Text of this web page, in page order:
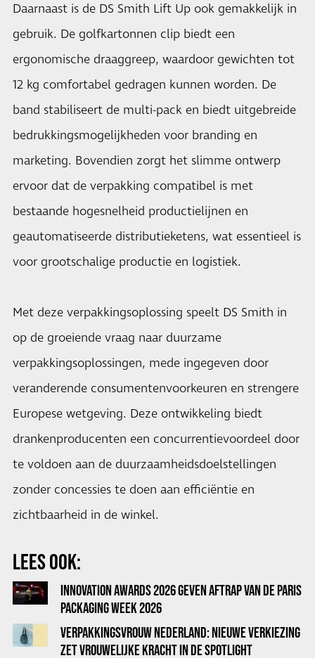
Daarnaast is de DS Smith Lift Up ook gemakkelijk in
gebruik. De golfkartonnen clip biedt een
ergonomische draaggreep, waardoor gewichten tot
12 kg comfortabel gedragen kunnen worden. De
band stabiliseert de multi-pack en biedt uitgebreide
bedrukkingsmogelijkheden voor branding en
marketing. Bovendien zorgt het slimme ontwerp
ervoor dat de verpakking compatibel is met
bestaande hogesnelheid productielijnen en
geautomatiseerde distributieketens, wat essentieel is
voor grootschalige productie en logistiek.
Met deze verpakkingsoplossing speelt DS Smith in
op de groeiende vraag naar duurzame
verpakkingsoplossingen, mede ingegeven door
veranderende consumentenvoorkeuren en strengere
Europese wetgeving. Deze ontwikkeling biedt
drankenproducenten een concurrentievoordeel door
te voldoen aan de duurzaamheidsdoelstellingen
zonder concessies te doen aan efficiëntie en
zichtbaarheid in de winkel.
LEES OOK:
INNOVATION AWARDS 2026 GEVEN AFTRAP VAN DE PARIS
PACKAGING WEEK 2026
VERPAKKINGSVROUW NEDERLAND: NIEUWE VERKIEZING
ZET VROUWELIJKE KRACHT IN DE SPOTLIGHT